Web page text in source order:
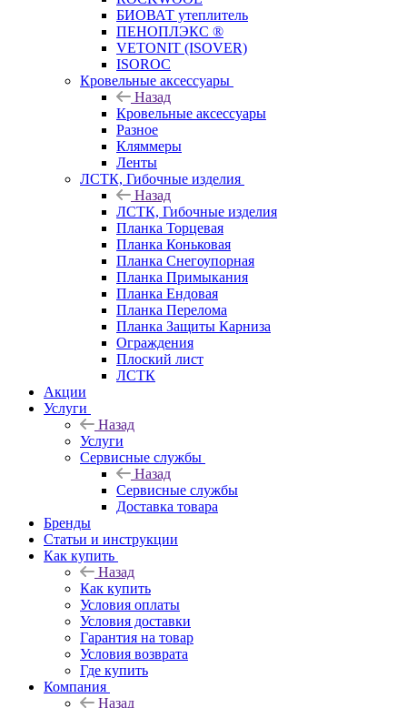
БИОВАТ утеплитель
ПЕНОПЛЭКС ®
VETONIT (ISOVER)
ISOROC
Кровельные аксессуары
Назад
Кровельные аксессуары
Разное
Кляммеры
Ленты
ЛСТК, Гибочные изделия
Назад
ЛСТК, Гибочные изделия
Планка Торцевая
Планка Коньковая
Планка Снегоупорная
Планка Примыкания
Планка Ендовая
Планка Перелома
Планка Защиты Карниза
Ограждения
Плоский лист
ЛСТК
Акции
Услуги
Назад
Услуги
Сервисные службы
Назад
Сервисные службы
Доставка товара
Бренды
Статьи и инструкции
Как купить
Назад
Как купить
Условия оплаты
Условия доставки
Гарантия на товар
Условия возврата
Где купить
Компания
Назад